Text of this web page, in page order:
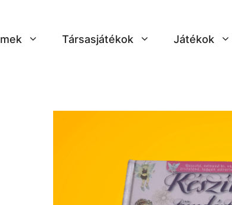
Társasjátékok Játékok